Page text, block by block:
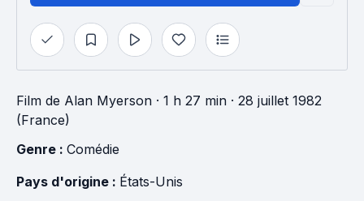
Film de Alan Myerson · 1 h 27 min · 28 juillet 1982
(France)
Genre : Comédie
Pays d'origine : États-Unis